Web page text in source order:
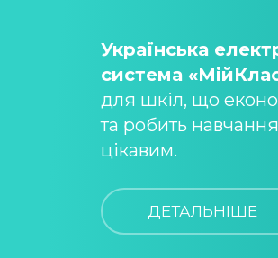
Українська
система
для шкіл, що
та робить
цікавим.
ДЕТАЛЬНІШЕ